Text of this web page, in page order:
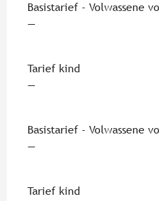
Basistarief - Volwassene
—
Tarief kind
—
Basistarief - Volwassene
—
Tarief kind